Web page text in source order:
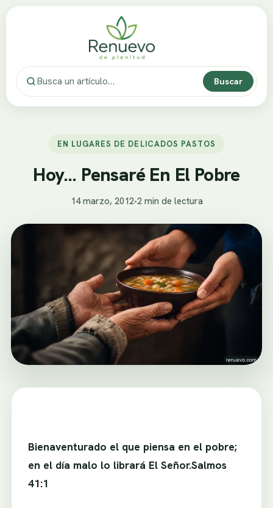
Buscar
EN LUGARES DE DELICADOS PASTOS
Hoy… Pensaré En El Pobre
14 marzo, 2012•2 min de lectura
Bienaventurado el que piensa en el pobre;
en el día malo lo librará El Señor.Salmos
41:1